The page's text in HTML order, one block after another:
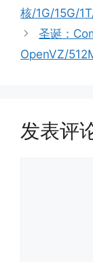
核/1G/15G/
圣诞：
OpenVZ/
发表评